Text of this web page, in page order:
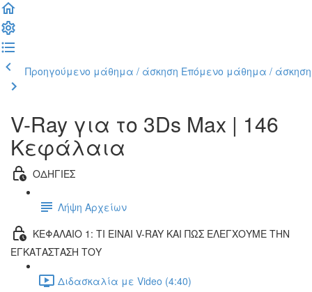
Προηγούμενο μάθημα / άσκηση Επόμενο μάθημα / άσκηση
V-Ray για το 3Ds Max | 146
Κεφάλαια
ΟΔΗΓΙΕΣ
Λήψη Αρχείων
ΚΕΦΑΛΑΙΟ 1: ΤΙ ΕΙΝΑΙ V-RAY ΚΑΙ ΠΩΣ ΕΛΕΓΧΟΥΜΕ ΤΗΝ
ΕΓΚΑΤΑΣΤΑΣΗ ΤΟΥ
Διδασκαλία με Video (4:40)